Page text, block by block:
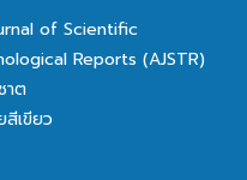
of Scientific
Reports (AJSTR)
าต
เขียว